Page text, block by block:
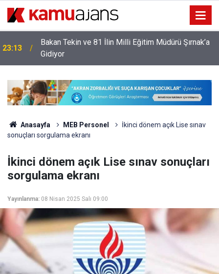
23:13
Bakan Tekin ve 81 İlin Milli Eğitim Müdürü Şırnak’a
Gidiyor
Anasayfa MEB Personel
İkinci dönem açık Lise sınav
sonuçları sorgulama ekranı
İkinci dönem açık Lise sınav sonuçları
sorgulama ekranı
Yayınlanma: 08 Nisan 2025 Salı 09:00